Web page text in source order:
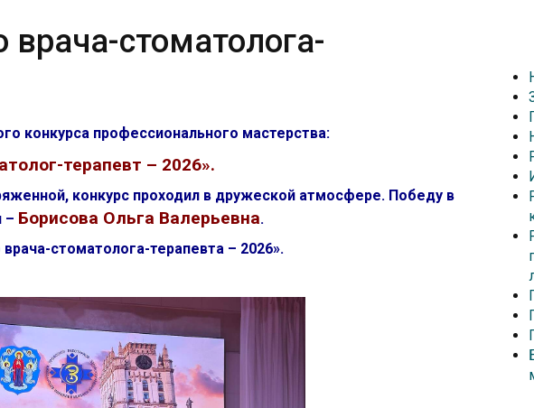
стоматолога-
конкурса профессионального мастерства:
терапевт – 2026».
конкурс проходил в дружеской атмосфере. Победу в
– Борисова Ольга Валерьевна.
стоматолога-терапевта – 2026».